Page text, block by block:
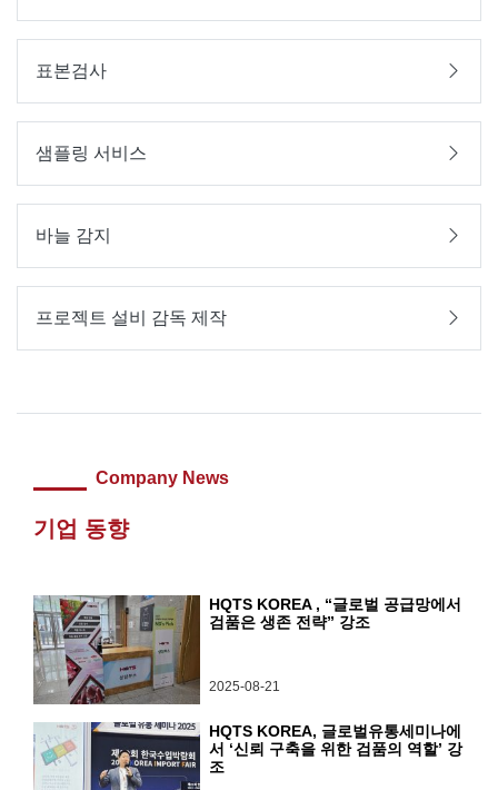
표본검사
샘플링 서비스
바늘 감지
프로젝트 설비 감독 제작
Company News
기업 동향
HQTS KOREA , “글로벌 공급망에서
검품은 생존 전략” 강조
2025-08-21
HQTS KOREA, 글로벌유통세미나에
서 ‘신뢰 구축을 위한 검품의 역할’ 강
조